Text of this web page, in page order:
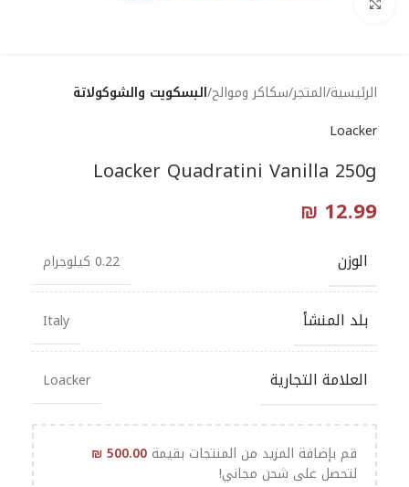
الرئيسية المتجر سكاكر وموالح البسكويت والشوكولاتة
Loacker
Loacker Quadratini Vanilla 250g
₪ 12.99
الوزن 0.22 كيلوجرام
بلد المنشأ Italy
العلامة التجارية Loacker
قم بإضافة المزيد من المنتجات بقيمة ₪500.00
لتحصل على شحن مجاني!